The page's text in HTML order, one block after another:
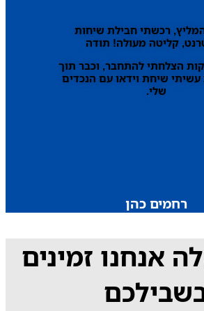
רכשתי חבילת שיחות
קליטה מעולה! תודה
הצלחתי להתחבר, וכבר תוך
שיחת וידאו עם הנכדים
שלי.
רחמים כהן
אנחנו זמינים